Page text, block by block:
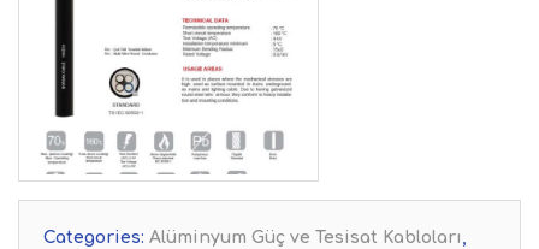
Categories: Alüminyum Güç ve Tesisat Kabloları ,